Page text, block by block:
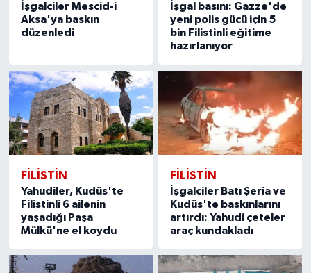
İşgalciler Mescid-i
Aksa'ya baskın
düzenledi
İşgal basını: Gazze'de
yeni polis gücü için 5
bin Filistinli eğitime
hazırlanıyor
FILISTIN
Yahudiler, Kudüs'te
Filistinli 6 ailenin
yaşadığı Paşa
Mülkü'ne el koydu
FILISTIN
İşgalciler Batı Şeria ve
Kudüs'te baskınlarını
artırdı: Yahudi çeteler
araç kundakladı